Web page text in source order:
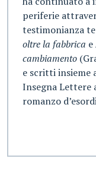
periferie
testimonianza
oltre la fabbrica e
cambiamento
e scritti insieme
Insegna Lettere
romanzo